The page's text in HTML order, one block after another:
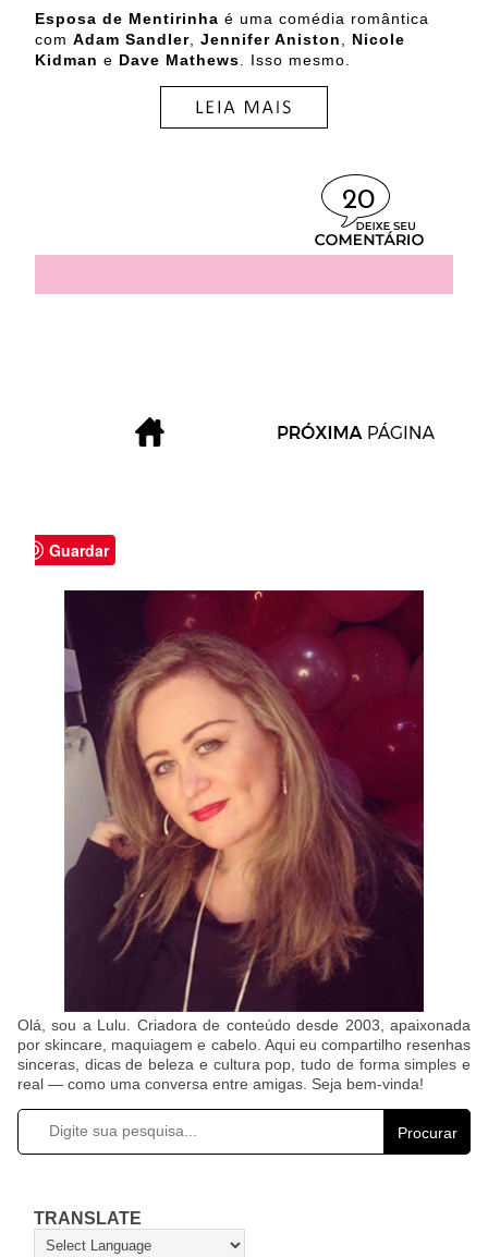
Esposa de Mentirinha é uma comédia romântica
com Adam Sandler Jennifer Aniston
Nicole
Kidman e Dave Mathews . Isso mesmo.
20
Guardar
Olá, sou a Lulu. Criadora de conteúdo desde 2003, apaixonada
por skincare, maquiagem e cabelo. Aqui eu compartilho resenhas
sinceras, dicas de beleza e cultura pop, tudo de forma simples e
real — como uma conversa entre amigas. Seja bem-vinda!
Procurar
TRANSLATE